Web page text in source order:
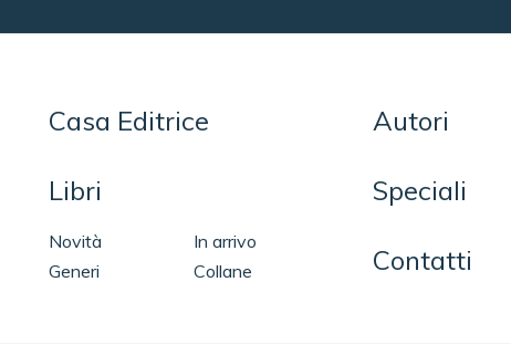
Casa Editrice
Libri
Novità
In arrivo
Generi
Collane
Autori
Speciali
Contatti